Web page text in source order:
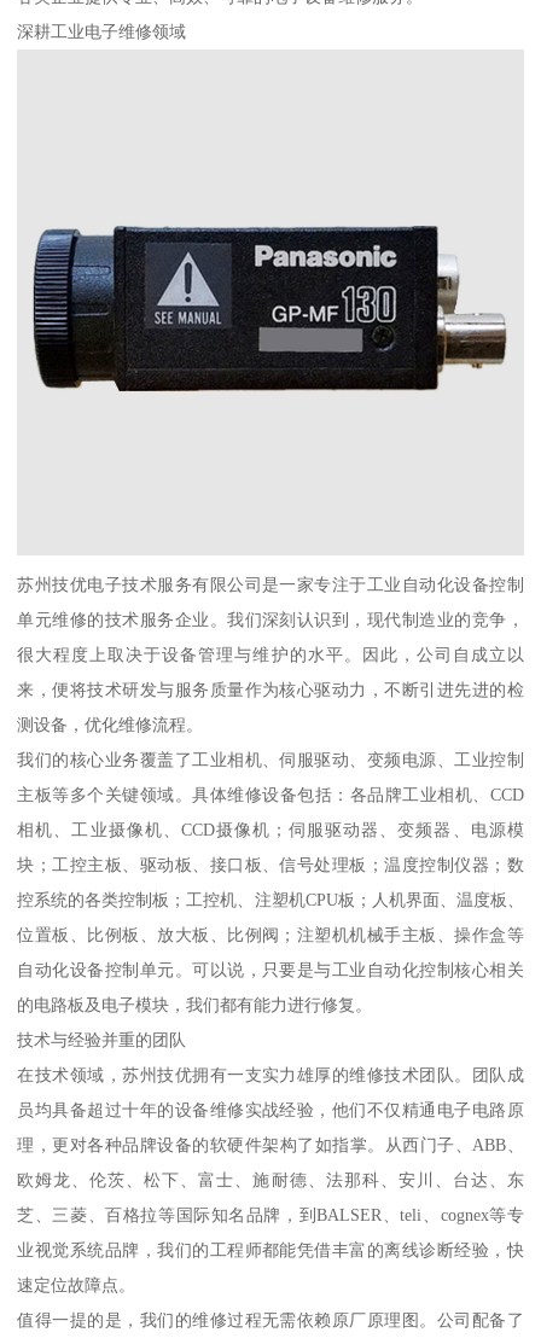
深耕工业电子维修领域
苏州技优电子技术服务有限公司是一家专注于工业自动化设备控制
单元维修的技术服务企业。我们深刻认识到，现代制造业的竞争，
很大程度上取决于设备管理与维护的水平。因此，公司自成立以
来，便将技术研发与服务质量作为核心驱动力，不断引进先进的检
测设备，优化维修流程。
我们的核心业务覆盖了工业相机、伺服驱动、变频电源、工业控制
主板等多个关键领域。具体维修设备包括：各品牌工业相机、CCD
相机、工业摄像机、CCD摄像机；伺服驱动器、变频器、电源模
块；工控主板、驱动板、接口板、信号处理板；温度控制仪器；数
控系统的各类控制板；工控机、注塑机CPU板；人机界面、温度板、
位置板、比例板、放大板、比例阀；注塑机机械手主板、操作盒等
自动化设备控制单元。可以说，只要是与工业自动化控制核心相关
的电路板及电子模块，我们都有能力进行修复。
技术与经验并重的团队
在技术领域，苏州技优拥有一支实力雄厚的维修技术团队。团队成
员均具备超过十年的设备维修实战经验，他们不仅精通电子电路原
理，更对各种品牌设备的软硬件架构了如指掌。从西门子、ABB、
欧姆龙、伦茨、松下、富士、施耐德、法那科、安川、台达、东
芝、三菱、百格拉等国际知名品牌，到BALSER、teli、cognex等专
业视觉系统品牌，我们的工程师都能凭借丰富的离线诊断经验，快
速定位故障点。
值得一提的是，我们的维修过程无需依赖原厂原理图。公司配备了